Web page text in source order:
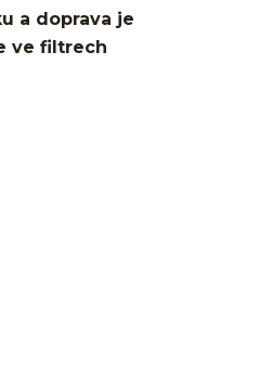
a doprava je
ve filtrech